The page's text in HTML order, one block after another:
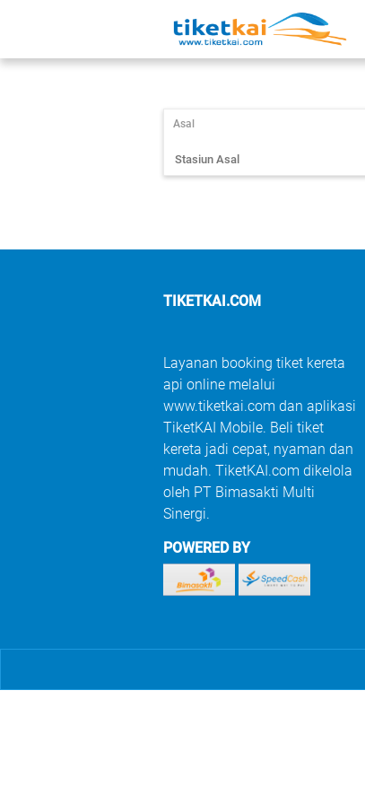
Asal
TIKETKAI.COM
Layanan booking tiket kereta
api online melalui
www.tiketkai.com dan aplikasi
TiketKAI Mobile. Beli tiket
kereta jadi cepat, nyaman dan
mudah. TiketKAI.com dikelola
oleh PT Bimasakti Multi
Sinergi.
POWERED BY